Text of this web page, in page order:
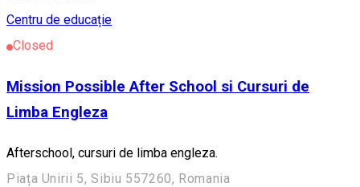
Centru de educație
Closed
Mission Possible After School si Cursuri de
Limba Engleza
Afterschool, cursuri de limba engleza.
Piața Unirii 5, Sibiu 557260, Romania